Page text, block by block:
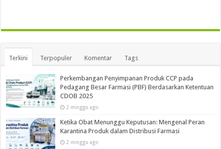
Terkini Terpopuler Komentar Tags
Perkembangan Penyimpanan Produk CCP pada
Pedagang Besar Farmasi (PBF) Berdasarkan Ketentuan
CDOB 2025
2 minggu ago
Ketika Obat Menunggu Keputusan: Mengenal Peran
Karantina Produk dalam Distribusi Farmasi
2 minggu ago